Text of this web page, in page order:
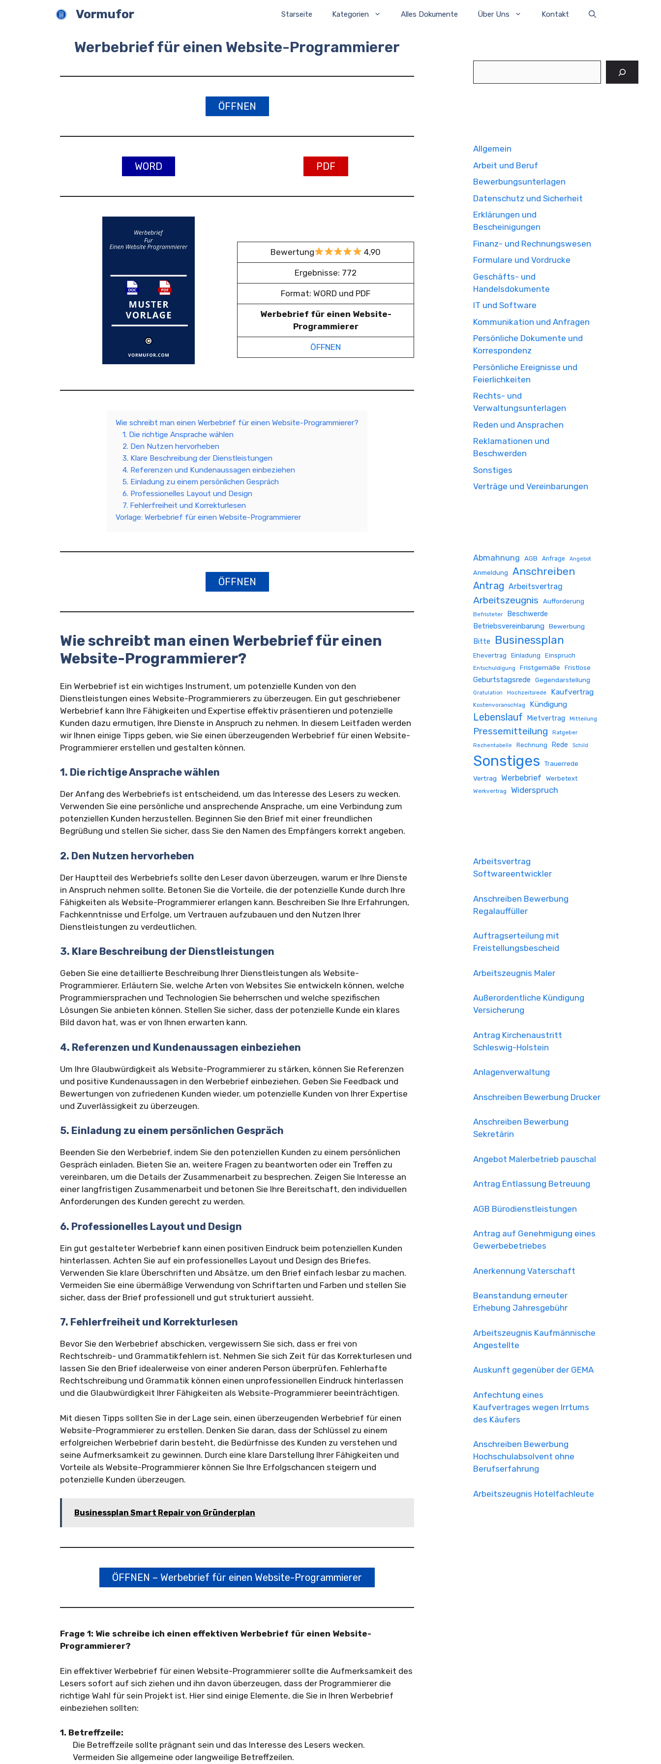
Vormufor Starseite Kategorien Alles Dokumente Über Uns Kontakt
Werbebrief für einen Website-Programmierer
ÖFFNEN
WORD PDF
Bewertung 4,90
Ergebnisse: 772
Format: WORD und PDF
Werbebrief für einen Website-
Programmierer
ÖFFNEN
Wie schreibt man einen Werbebrief für einen Website-Programmierer?
1. Die richtige Ansprache wählen
2. Den Nutzen hervorheben
3. Klare Beschreibung der Dienstleistungen
4. Referenzen und Kundenaussagen einbeziehen
5. Einladung zu einem persönlichen Gespräch
6. Professionelles Layout und Design
7. Fehlerfreiheit und Korrekturlesen
Vorlage: Werbebrief für einen Website-Programmierer
ÖFFNEN
Wie schreibt man einen Werbebrief für einen
Website-Programmierer?
Ein Werbebrief ist ein wichtiges Instrument, um potenzielle Kunden von den
Dienstleistungen eines Website-Programmierers zu überzeugen. Ein gut geschriebener
Werbebrief kann Ihre Fähigkeiten und Expertise effektiv präsentieren und potenzielle
Kunden dazu ermutigen, Ihre Dienste in Anspruch zu nehmen. In diesem Leitfaden werden
wir Ihnen einige Tipps geben, wie Sie einen überzeugenden Werbebrief für einen Website-
Programmierer erstellen und gestalten können.
1. Die richtige Ansprache wählen
Der Anfang des Werbebriefs ist entscheidend, um das Interesse des Lesers zu wecken.
Verwenden Sie eine persönliche und ansprechende Ansprache, um eine Verbindung zum
potenziellen Kunden herzustellen. Beginnen Sie den Brief mit einer freundlichen
Begrüßung und stellen Sie sicher, dass Sie den Namen des Empfängers korrekt angeben.
2. Den Nutzen hervorheben
Der Hauptteil des Werbebriefs sollte den Leser davon überzeugen, warum er Ihre Dienste
in Anspruch nehmen sollte. Betonen Sie die Vorteile, die der potenzielle Kunde durch Ihre
Fähigkeiten als Website-Programmierer erlangen kann. Beschreiben Sie Ihre Erfahrungen,
Fachkenntnisse und Erfolge, um Vertrauen aufzubauen und den Nutzen Ihrer
Dienstleistungen zu verdeutlichen.
3. Klare Beschreibung der Dienstleistungen
Geben Sie eine detaillierte Beschreibung Ihrer Dienstleistungen als Website-
Programmierer. Erläutern Sie, welche Arten von Websites Sie entwickeln können, welche
Programmiersprachen und Technologien Sie beherrschen und welche spezifischen
Lösungen Sie anbieten können. Stellen Sie sicher, dass der potenzielle Kunde ein klares
Bild davon hat, was er von Ihnen erwarten kann.
4. Referenzen und Kundenaussagen einbeziehen
Um Ihre Glaubwürdigkeit als Website-Programmierer zu stärken, können Sie Referenzen
und positive Kundenaussagen in den Werbebrief einbeziehen. Geben Sie Feedback und
Bewertungen von zufriedenen Kunden wieder, um potenzielle Kunden von Ihrer Expertise
und Zuverlässigkeit zu überzeugen.
5. Einladung zu einem persönlichen Gespräch
Beenden Sie den Werbebrief, indem Sie den potenziellen Kunden zu einem persönlichen
Gespräch einladen. Bieten Sie an, weitere Fragen zu beantworten oder ein Treffen zu
vereinbaren, um die Details der Zusammenarbeit zu besprechen. Zeigen Sie Interesse an
einer langfristigen Zusammenarbeit und betonen Sie Ihre Bereitschaft, den individuellen
Anforderungen des Kunden gerecht zu werden.
6. Professionelles Layout und Design
Ein gut gestalteter Werbebrief kann einen positiven Eindruck beim potenziellen Kunden
hinterlassen. Achten Sie auf ein professionelles Layout und Design des Briefes.
Verwenden Sie klare Überschriften und Absätze, um den Brief einfach lesbar zu machen.
Vermeiden Sie eine übermäßige Verwendung von Schriftarten und Farben und stellen Sie
sicher, dass der Brief professionell und gut strukturiert aussieht.
7. Fehlerfreiheit und Korrekturlesen
Bevor Sie den Werbebrief abschicken, vergewissern Sie sich, dass er frei von
Rechtschreib- und Grammatikfehlern ist. Nehmen Sie sich Zeit für das Korrekturlesen und
lassen Sie den Brief idealerweise von einer anderen Person überprüfen. Fehlerhafte
Rechtschreibung und Grammatik können einen unprofessionellen Eindruck hinterlassen
und die Glaubwürdigkeit Ihrer Fähigkeiten als Website-Programmierer beeinträchtigen.
Mit diesen Tipps sollten Sie in der Lage sein, einen überzeugenden Werbebrief für einen
Website-Programmierer zu erstellen. Denken Sie daran, dass der Schlüssel zu einem
erfolgreichen Werbebrief darin besteht, die Bedürfnisse des Kunden zu verstehen und
seine Aufmerksamkeit zu gewinnen. Durch eine klare Darstellung Ihrer Fähigkeiten und
Vorteile als Website-Programmierer können Sie Ihre Erfolgschancen steigern und
potenzielle Kunden überzeugen.
Businessplan Smart Repair von Gründerplan
ÖFFNEN – Werbebrief für einen Website-Programmierer
Frage 1: Wie schreibe ich einen effektiven Werbebrief für einen Website-
Programmierer?
Ein effektiver Werbebrief für einen Website-Programmierer sollte die Aufmerksamkeit des
Lesers sofort auf sich ziehen und ihn davon überzeugen, dass der Programmierer die
richtige Wahl für sein Projekt ist. Hier sind einige Elemente, die Sie in Ihren Werbebrief
einbeziehen sollten:
1. Betreffzeile:
Die Betreffzeile sollte prägnant sein und das Interesse des Lesers wecken.
Vermeiden Sie allgemeine oder langweilige Betreffzeilen.
Allgemein
Arbeit und Beruf
Bewerbungsunterlagen
Datenschutz und Sicherheit
Erklärungen und
Bescheinigungen
Finanz- und Rechnungswesen
Formulare und Vordrucke
Geschäfts- und
Handelsdokumente
IT und Software
Kommunikation und Anfragen
Persönliche Dokumente und
Korrespondenz
Persönliche Ereignisse und
Feierlichkeiten
Rechts- und
Verwaltungsunterlagen
Reden und Ansprachen
Reklamationen und
Beschwerden
Sonstiges
Verträge und Vereinbarungen
Abmahnung AGB Anfrage Angebot
Anmeldung Anschreiben
Antrag Arbeitsvertrag
Arbeitszeugnis Aufforderung
Befristeter
Beschwerde
Betriebsvereinbarung Bewerbung
Bitte Businessplan
Ehevertrag Einladung Einspruch
Entschuldigung Fristgemäße Fristlose
Geburtstagsrede Gegendarstellung
Gratulation Hochzeitsrede Kaufvertrag
Kostenvoranschlag Kündigung
Lebenslauf Mietvertrag Mitteilung
Pressemitteilung Ratgeber
Rechentabelle Rechnung Rede Schild
Sonstiges
Trauerrede
Vertrag
Werbebrief Werbetext
Werkvertrag Widerspruch
Arbeitsvertrag
Softwareentwickler
Anschreiben Bewerbung
Regalauffüller
Auftragserteilung mit
Freistellungsbescheid
Arbeitszeugnis Maler
Außerordentliche Kündigung
Versicherung
Antrag Kirchenaustritt
Schleswig-Holstein
Anlagenverwaltung
Anschreiben Bewerbung Drucker
Anschreiben Bewerbung
Sekretärin
Angebot Malerbetrieb pauschal
Antrag Entlassung Betreuung
AGB Bürodienstleistungen
Antrag auf Genehmigung eines
Gewerbebetriebes
Anerkennung Vaterschaft
Beanstandung erneuter
Erhebung Jahresgebühr
Arbeitszeugnis Kaufmännische
Angestellte
Auskunft gegenüber der GEMA
Anfechtung eines
Kaufvertrages wegen Irrtums
des Käufers
Anschreiben Bewerbung
Hochschulabsolvent ohne
Berufserfahrung
Arbeitszeugnis Hotelfachleute